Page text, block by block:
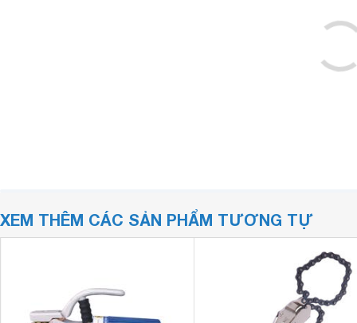
XEM THÊM CÁC SẢN PHẨM TƯƠNG TỰ